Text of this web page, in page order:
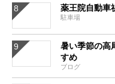
薬王院自動車
駐車場
暑い季節の高
すめ
ブログ